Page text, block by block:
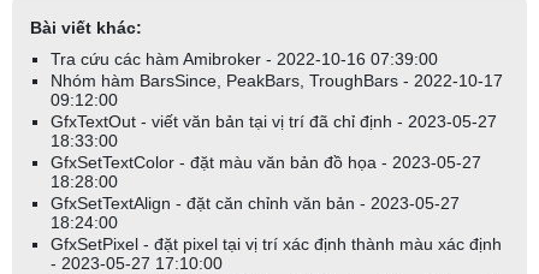
periods là tham số xác định số chu kỳ.
VÍ DỤ
Plot(Close, "Price", colorBlue, styleCandle);
Plot(TSF(close, 5), "Time Series Forecast", colorRed);
Bài viết khác:
Tra cứu các hàm Amibroker - 2022-10-16 07:39:00
Nhóm hàm BarsSince, PeakBars, TroughBars - 2022-10-17
09:12:00
GfxTextOut - viết văn bản tại vị trí đã chỉ định - 2023-05-27
18:33:00
GfxSetTextColor - đặt màu văn bản đồ họa - 2023-05-27
18:28:00
GfxSetTextAlign - đặt căn chỉnh văn bản - 2023-05-27
18:24:00
GfxSetPixel - đặt pixel tại vị trí xác định thành màu xác định
- 2023-05-27 17:10:00